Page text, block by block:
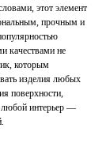
этот элемент
прочным и
качествами не
которым
изделия любых
поверхности,
любой интерьер —